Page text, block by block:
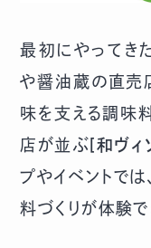
最初にやってき
や醤油蔵の直売
味を支える調味
店が並ぶ [和ヴィ
プやイベントで
料づくりが体験で